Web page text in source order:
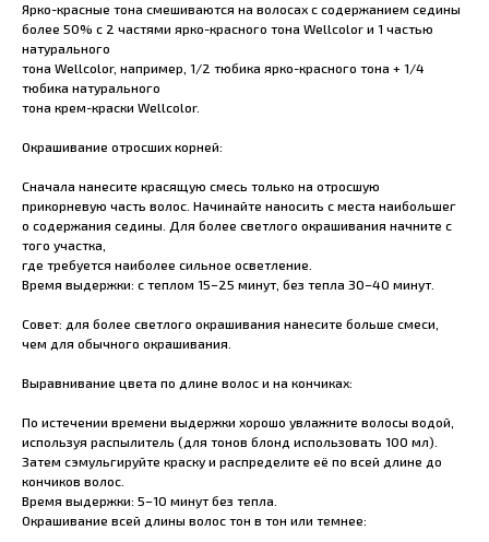
Ярко-красные тона смешиваются на волосах с содержанием седины
более 50% с 2 частями ярко-красного тона Wellcolor и 1 частью
натурального
тона Wellcolor, например, 1/2 тюбика ярко-красного тона + 1/4
тюбика натурального
тона крем-краски Wellcolor.
Окрашивание отросших корней:
Сначала нанесите красящую смесь только на отросшую
прикорневую часть волос. Начинайте наносить с места наибольшег
о содержания седины. Для более светлого окрашивания начните с
того участка,
где требуется наиболее сильное осветление.
Время выдержки: с теплом 15–25 минут, без тепла 30–40 минут.
Совет: для более светлого окрашивания нанесите больше смеси,
чем для обычного окрашивания.
Выравнивание цвета по длине волос и на кончиках:
По истечении времени выдержки хорошо увлажните волосы водой,
используя распылитель (для тонов блонд использовать 100 мл).
Затем сэмульгируйте краску и распределите её по всей длине до
кончиков волос.
Время выдержки: 5–10 минут без тепла.
Окрашивание всей длины волос тон в тон или темнее: